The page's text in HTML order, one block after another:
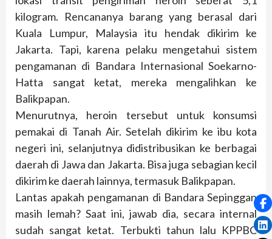
kilogram. Rencananya barang yang berasal dari
Kuala Lumpur, Malaysia itu hendak dikirim ke
Jakarta. Tapi, karena pelaku mengetahui sistem
pengamanan di Bandara Internasional Soekarno-
Hatta sangat ketat, mereka mengalihkan ke
Balikpapan.
Menurutnya, heroin tersebut untuk konsumsi
pemakai di Tanah Air. Setelah dikirim ke ibu kota
negeri ini, selanjutnya didistribusikan ke berbagai
daerah di Jawa dan Jakarta. Bisa juga sebagian kecil
dikirim ke daerah lainnya, termasuk Balikpapan.
Lantas apakah pengamanan di Bandara Sepinggan
masih lemah? Saat ini, jawab dia, secara internal
sudah sangat ketat. Terbukti tahun lalu KPPBC